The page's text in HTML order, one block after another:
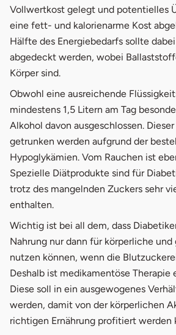
Vollwertkost gelegt und potentielles
eine fett- und kalorienarme Kost
Hälfte des Energiebedarfs sollte
abgedeckt werden, wobei
Körper sind.
Obwohl eine ausreichende
mindestens 1,5 Litern am Tag
Alkohol davon ausgeschlossen.
getrunken werden aufgrund der
Hypoglykämien. Vom Rauchen ist
Spezielle Diätprodukte sind für
trotz des mangelnden Zuckers sehr
enthalten.
Wichtig ist bei all dem, dass
Nahrung nur dann für körperliche
nutzen können, wenn die
Deshalb ist medikamentöse Therapie
Diese soll in ein ausgewogenes
werden, damit von der körperlichen
richtigen Ernährung profitiert werden